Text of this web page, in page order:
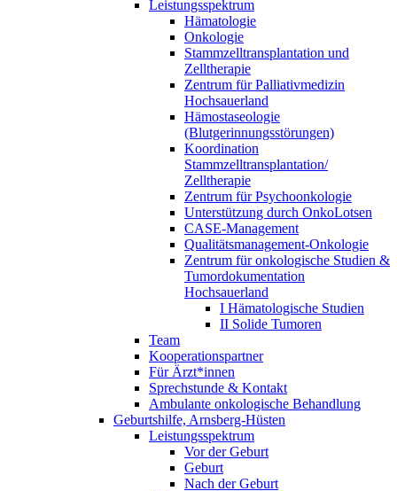
Leistungsspektrum
Hämatologie
Onkologie
Stammzelltransplantation und
Zelltherapie
Zentrum für Palliativmedizin
Hochsauerland
Hämostaseologie
(Blutgerinnungsstörungen)
Koordination
Stammzelltransplantation/
Zelltherapie
Zentrum für Psychoonkologie
Unterstützung durch OnkoLotsen
CASE-Management
Qualitätsmanagement-Onkologie
Zentrum für onkologische Studien &
Tumordokumentation
Hochsauerland
I Hämatologische Studien
II Solide Tumoren
Team
Kooperationspartner
Für Ärzt*innen
Sprechstunde & Kontakt
Ambulante onkologische Behandlung
Geburtshilfe, Arnsberg-Hüsten
Leistungsspektrum
Vor der Geburt
Geburt
Nach der Geburt